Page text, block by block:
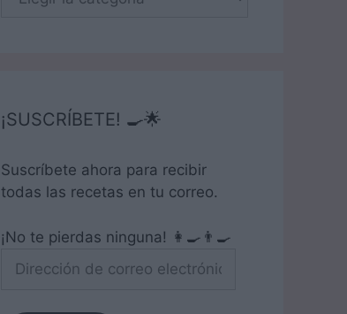
¡SUSCRÍBETE! 🍳🌟
Suscríbete ahora para recibir
todas las recetas en tu correo.
¡No te pierdas ninguna! 👩‍🍳👨‍🍳
de